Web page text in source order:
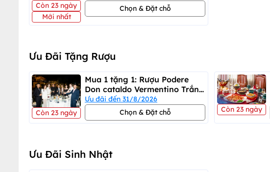
Còn 23 ngày
Mới nhất
Chọn & Đặt chỗ
Ưu Đãi Tặng Rượu
Còn 23 ngày
Mua 1 tặng 1: Rượu Podere
Don cataldo Vermentino Trắng
+ đỏ
Ưu đãi đến 31/8/2026
Chọn & Đặt chỗ
Còn 23 ngày
Ưu Đãi Sinh Nhật